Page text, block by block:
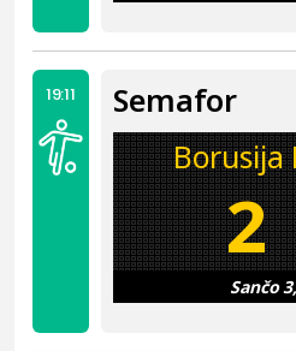
19:11 Semafor
Sančo
Borusija
2